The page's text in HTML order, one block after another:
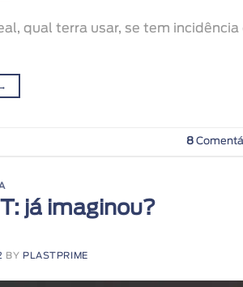
qual terra usar, se tem incidência
8
já imaginou?
BY PLASTPRIME